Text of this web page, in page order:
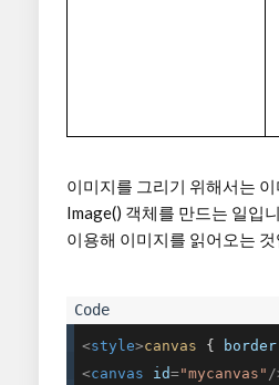
이미지를 그리기 위해서는
Image() 객체를 만드는 일입
이용해 이미지를 읽어오는
<style>canvas { border
<canvas id="mycanvas" /